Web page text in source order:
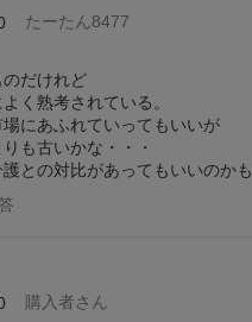
たーたん8477
だけれど
く熟考されている。
にあふれていってもいいが
も古いかな・・・
との対比があってもいいのかも
購入者さん